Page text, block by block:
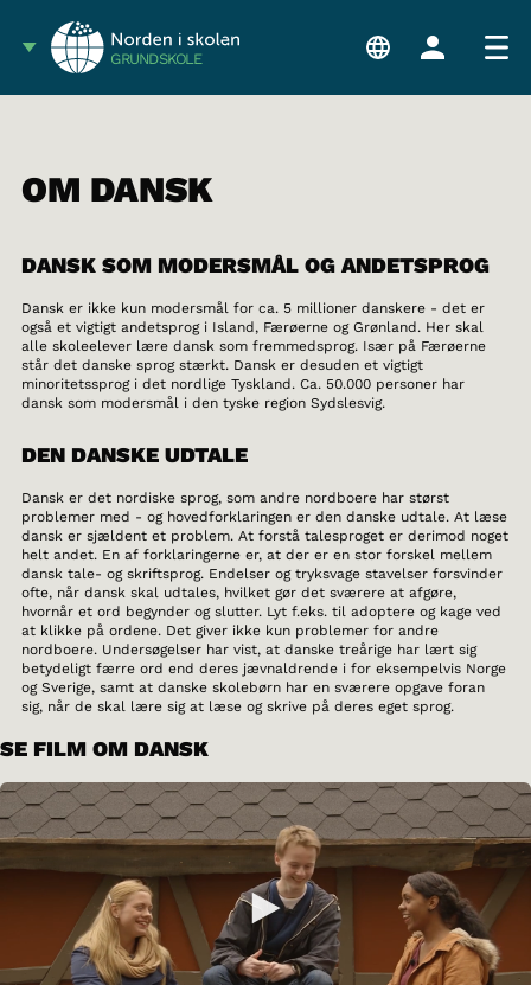
GRUNDSKOLE
OM DANSK
DANSK SOM MODERSMÅL OG ANDETSPROG
Dansk er ikke kun modersmål for ca. 5 millioner danskere - det er
også et vigtigt andetsprog i Island, Færøerne og Grønland. Her skal
alle skoleelever lære dansk som fremmedsprog. Især på Færøerne
står det danske sprog stærkt. Dansk er desuden et vigtigt
minoritetssprog i det nordlige Tyskland. Ca. 50.000 personer har
dansk som modersmål i den tyske region Sydslesvig.
DEN DANSKE UDTALE
Dansk er det nordiske sprog, som andre nordboere har størst
problemer med - og hovedforklaringen er den danske udtale. At læse
dansk er sjældent et problem. At forstå talesproget er derimod noget
helt andet. En af forklaringerne er, at der er en stor forskel mellem
dansk tale- og skriftsprog. Endelser og tryksvage stavelser forsvinder
ofte, når dansk skal udtales, hvilket gør det sværere at afgøre,
hvornår et ord begynder og slutter. Lyt f.eks. til adoptere og kage ved
at klikke på ordene. Det giver ikke kun problemer for andre
nordboere. Undersøgelser har vist, at danske treårige har lært sig
betydeligt færre ord end deres jævnaldrende i for eksempelvis Norge
og Sverige, samt at danske skolebørn har en sværere opgave foran
sig, når de skal lære sig at læse og skrive på deres eget sprog.
SE FILM OM DANSK